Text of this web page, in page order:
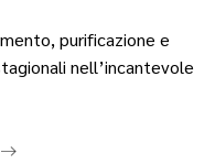
purificazione e
nell’incantevole